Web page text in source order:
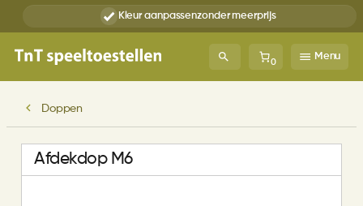
Kleur aanpassenzonder meerprijs
0
Menu
Doppen
Afdekdop M6